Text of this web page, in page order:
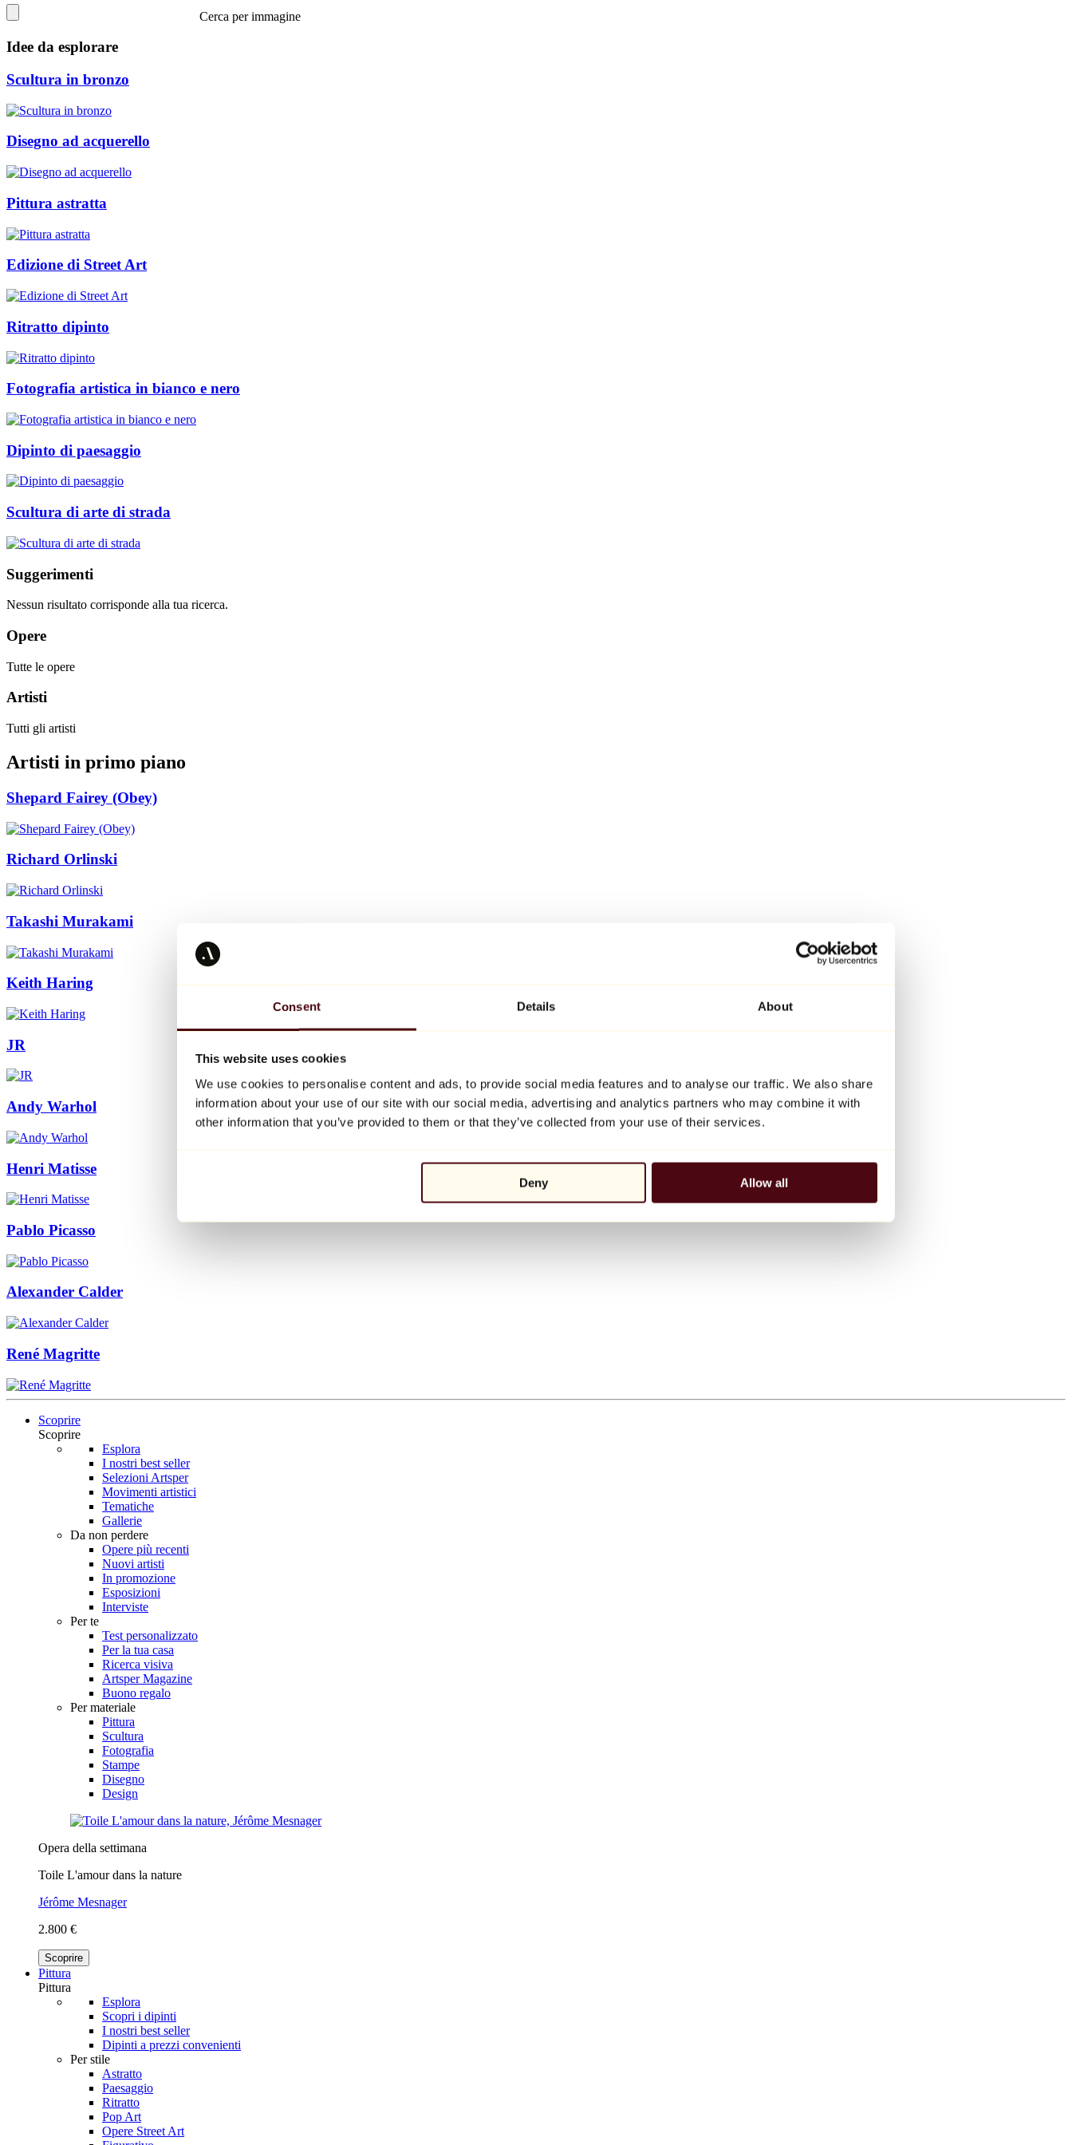
Consent Details About
This website uses cookies
We use cookies to personalise content and ads, to provide social media features and to analyse our traffic. We also share
information about your use of our site with our social media, advertising and analytics partners who may combine it with
other information that you’ve provided to them or that they’ve collected from your use of their services.
Deny Allow all
Cerca per immagine
Idee da esplorare
Scultura in bronzo
Disegno ad acquerello
Pittura astratta
Edizione di Street Art
Ritratto dipinto
Fotografia artistica in bianco e nero
Dipinto di paesaggio
Scultura di arte di strada
Suggerimenti
Nessun risultato corrisponde alla tua ricerca.
Opere
Tutte le opere
Artisti
Tutti gli artisti
Artisti in primo piano
Shepard Fairey (Obey)
Richard Orlinski
Takashi Murakami
Keith Haring
JR
Andy Warhol
Henri Matisse
Pablo Picasso
Alexander Calder
René Magritte
Scoprire
Scoprire
Esplora
I nostri best seller
Selezioni Artsper
Movimenti artistici
Tematiche
Gallerie
Da non perdere
Opere più recenti
Nuovi artisti
In promozione
Esposizioni
Interviste
Per te
Test personalizzato
Per la tua casa
Ricerca visiva
Artsper Magazine
Buono regalo
Per materiale
Pittura
Scultura
Fotografia
Stampe
Disegno
Design
Opera della settimana
Toile L'amour dans la nature
Jérôme Mesnager
2.800 €
Scoprire
Pittura
Pittura
Esplora
Scopri i dipinti
I nostri best seller
Dipinti a prezzi convenienti
Per stile
Astratto
Paesaggio
Ritratto
Pop Art
Opere Street Art